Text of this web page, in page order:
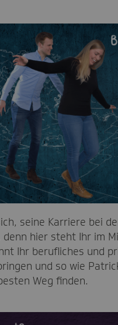
seine Karriere bei
denn hier steht Ihr im
Ihr berufliches und
und so wie
Weg finden.